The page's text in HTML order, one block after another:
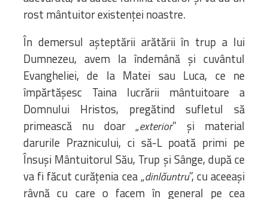
rost mântuitor existenței noastre.
În demersul așteptării arătării în trup a lui
Dumnezeu, avem la îndemână și cuvântul
Evangheliei, de la Matei sau Luca, ce ne
împărtășesc Taina lucrării mântuitoare a
Domnului Hristos, pregătind sufletul să
primească nu doar „exterior” și material
darurile Praznicului, ci să-L poată primi pe
Însuși Mântuitorul Său, Trup și Sânge, după ce
va fi făcut curățenia cea „dinlăuntru”, cu aceeași
râvnă cu care o facem în general pe cea